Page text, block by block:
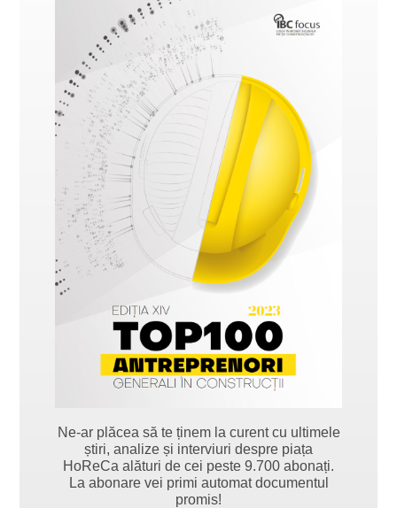
Ne-ar plăcea să te ținem la curent cu ultimele
știri, analize și interviuri despre piața
HoReCa alături de cei peste 9.700 abonați.
La abonare vei primi automat documentul
promis!